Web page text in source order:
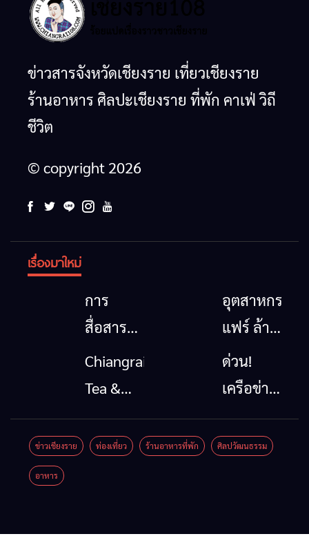
ข่าวสารจังหวัดเชียงราย เที่ยวเชียงราย
ร้านอาหาร ศิลปะเชียงราย ที่พัก คาเฟ่ วิถี
ชีวิต
© copyright 2026
เรื่องมาใหม่
การ
สื่อสาร
โทรคมนาคม
กรณีภัย
เชียงราย
เมื่อ
อุตสาหกรรม
แฟร์ ล้าน
นาตะวัน
ออก
รวมของดี
สินค้าเด่น
Chiangrai
Tea &
Coffee
Festival
ด่วน!
เครือข่าย
ลุ่มน้ำกก
ยื่น 5 ข้อ
ข่าวเชียงราย ท่องเที่ยว ร้านอาหารที่พัก ศิลปวัฒนธรรม
อาหาร